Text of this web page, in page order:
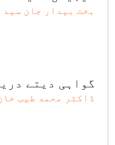
بخت بیدار جان
گواہی دیتے
ڈاکٹر محمد طیب